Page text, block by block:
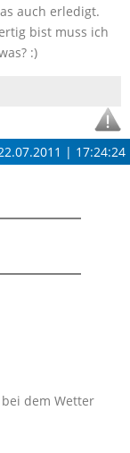
auch erledigt.
bist muss ich
:)
| 17:24:24
dem Wetter